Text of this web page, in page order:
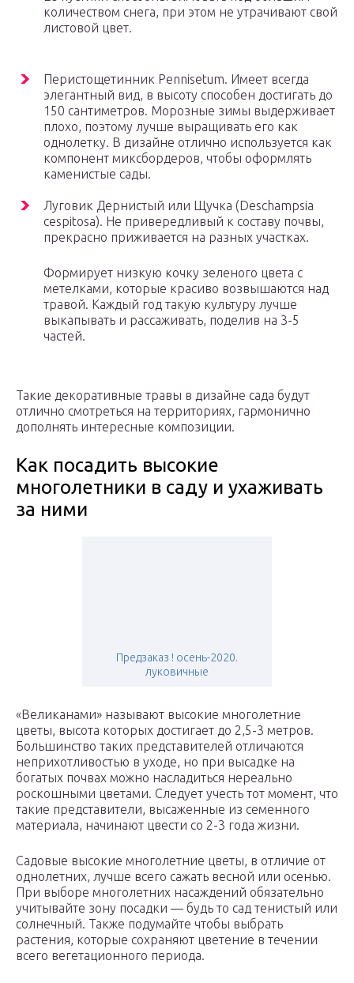
количеством снега, при этом не утрачивают свой
листовой цвет.
Перистощетинник Pennisetum. Имеет всегда
элегантный вид, в высоту способен достигать до
150 сантиметров. Морозные зимы выдерживает
плохо, поэтому лучше выращивать его как
однолетку. В дизайне отлично используется как
компонент миксбордеров, чтобы оформлять
каменистые сады.
Луговик Дернистый или Щучка (Deschampsia
cespitosa). Не привередливый к составу почвы,
прекрасно приживается на разных участках.
Формирует низкую кочку зеленого цвета с
метелками, которые красиво возвышаются над
травой. Каждый год такую культуру лучше
выкапывать и рассаживать, поделив на 3-5
частей.
Такие декоративные травы в дизайне сада будут
отлично смотреться на территориях, гармонично
дополнять интересные композиции.
Как посадить высокие
многолетники в саду и ухаживать
за ними
Предзаказ ! осень-2020.
луковичные
«Великанами» называют высокие многолетние
цветы, высота которых достигает до 2,5-3 метров.
Большинство таких представителей отличаются
неприхотливостью в уходе, но при высадке на
богатых почвах можно насладиться нереально
роскошными цветами. Следует учесть тот момент, что
такие представители, высаженные из семенного
материала, начинают цвести со 2-3 года жизни.
Садовые высокие многолетние цветы, в отличие от
однолетних, лучше всего сажать весной или осенью.
При выборе многолетних насаждений обязательно
учитывайте зону посадки — будь то сад тенистый или
солнечный. Также подумайте чтобы выбрать
растения, которые сохраняют цветение в течении
всего вегетационного периода.